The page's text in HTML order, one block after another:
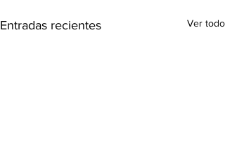
Entradas recientes Ver todo